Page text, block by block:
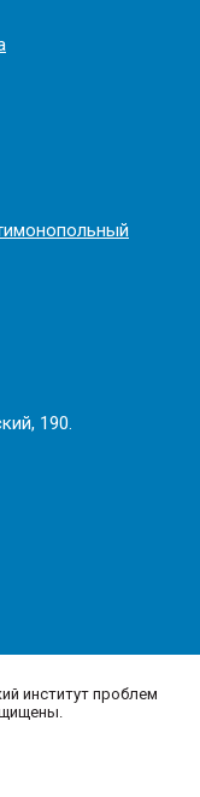
190.
институт проблем